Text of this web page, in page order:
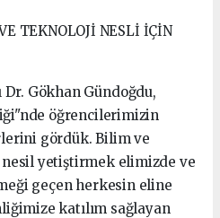
TEKNOLOJİ NESLİ İÇİN
Dr. Gökhan Gündoğdu,
öğrencilerimizin
gördük. Bilim ve
yetiştirmek elimizde ve
geçen herkesin eline
katılım sağlayan